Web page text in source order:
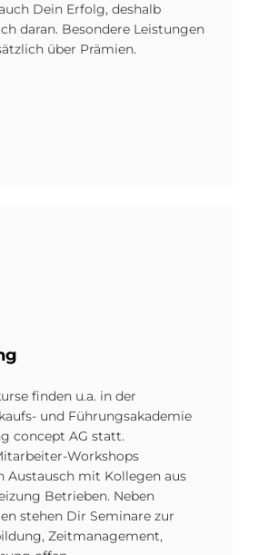
Dein Erfolg, deshalb
daran. Besondere Leistungen
über Prämien.
finden u.a. in der
und Führungsakademie
concept AG statt.
Workshops
Austausch mit Kollegen aus
Betrieben. Neben
stehen Dir Seminare zur
Zeitmanagement,